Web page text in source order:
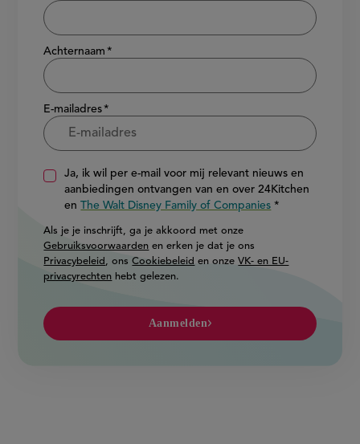
Achternaam
E-mailadres
Ja, ik wil per e-mail voor mij relevant nieuws en
aanbiedingen ontvangen van en over 24Kitchen
enThe Walt Disney Family of Companies
Als je je inschrijft, ga je akkoord met onze
Gebruiksvoorwaarden en erken je dat je ons
Privacybeleid , onsCookiebeleid en onzeVK- en EU-
privacyrechten hebt gelezen.
Aanmelden